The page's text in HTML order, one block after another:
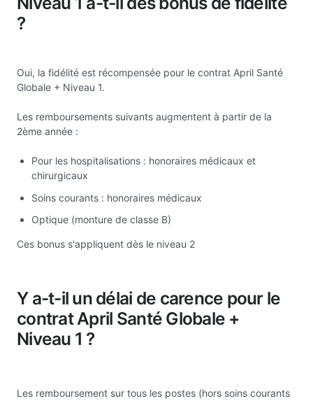
?
Oui, la fidélité est récompensée pour le contrat April Santé
Globale + Niveau 1.
Les remboursements suivants augmentent à partir de la
2ème année :
Pour les hospitalisations : honoraires médicaux et
chirurgicaux
Soins courants : honoraires médicaux
Optique (monture de classe B)
Ces bonus s'appliquent dès le niveau 2
Y a-t-il un délai de carence pour le
contrat April Santé Globale +
Niveau 1 ?
Les remboursement sur tous les postes (hors soins courants